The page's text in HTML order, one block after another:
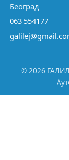
Београд
063 554177
© 2026